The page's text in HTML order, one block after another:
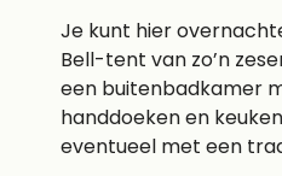
Je kunt hier
Bell-tent van zo’n
een buitenbadkamer
handdoeken en
eventueel met een